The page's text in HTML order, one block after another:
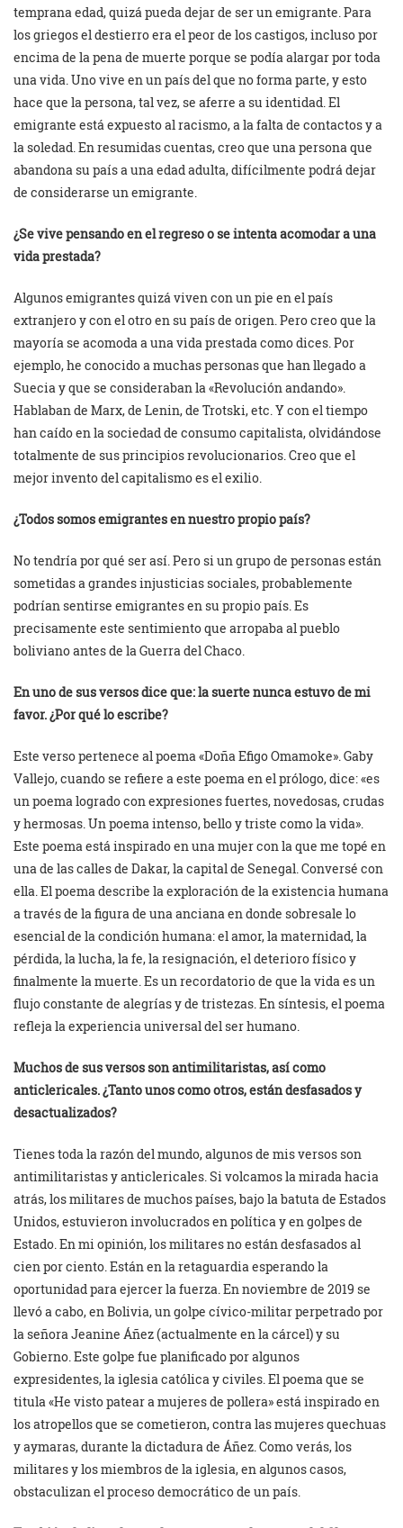
temprana edad, quizá pueda dejar de ser un emigrante. Para
los griegos el destierro era el peor de los castigos, incluso por
encima de la pena de muerte porque se podía alargar por toda
una vida. Uno vive en un país del que no forma parte, y esto
hace que la persona, tal vez, se aferre a su identidad. El
emigrante está expuesto al racismo, a la falta de contactos y a
la soledad. En resumidas cuentas, creo que una persona que
abandona su país a una edad adulta, difícilmente podrá dejar
de considerarse un emigrante.
¿Se vive pensando en el regreso o se intenta acomodar a una
vida prestada?
Algunos emigrantes quizá viven con un pie en el país
extranjero y con el otro en su país de origen. Pero creo que la
mayoría se acomoda a una vida prestada como dices. Por
ejemplo, he conocido a muchas personas que han llegado a
Suecia y que se consideraban la «Revolución andando».
Hablaban de Marx, de Lenin, de Trotski, etc. Y con el tiempo
han caído en la sociedad de consumo capitalista, olvidándose
totalmente de sus principios revolucionarios. Creo que el
mejor invento del capitalismo es el exilio.
¿Todos somos emigrantes en nuestro propio país?
No tendría por qué ser así. Pero si un grupo de personas están
sometidas a grandes injusticias sociales, probablemente
podrían sentirse emigrantes en su propio país. Es
precisamente este sentimiento que arropaba al pueblo
boliviano antes de la Guerra del Chaco.
En uno de sus versos dice que: la suerte nunca estuvo de mi
favor. ¿Por qué lo escribe?
Este verso pertenece al poema «Doña Efigo Omamoke». Gaby
Vallejo, cuando se refiere a este poema en el prólogo, dice: «es
un poema logrado con expresiones fuertes, novedosas, crudas
y hermosas. Un poema intenso, bello y triste como la vida».
Este poema está inspirado en una mujer con la que me topé en
una de las calles de Dakar, la capital de Senegal. Conversé con
ella. El poema describe la exploración de la existencia humana
a través de la figura de una anciana en donde sobresale lo
esencial de la condición humana: el amor, la maternidad, la
pérdida, la lucha, la fe, la resignación, el deterioro físico y
finalmente la muerte. Es un recordatorio de que la vida es un
flujo constante de alegrías y de tristezas. En síntesis, el poema
refleja la experiencia universal del ser humano.
Muchos de sus versos son antimilitaristas, así como
anticlericales. ¿Tanto unos como otros, están desfasados y
desactualizados?
Tienes toda la razón del mundo, algunos de mis versos son
antimilitaristas y anticlericales. Si volcamos la mirada hacia
atrás, los militares de muchos países, bajo la batuta de Estados
Unidos, estuvieron involucrados en política y en golpes de
Estado. En mi opinión, los militares no están desfasados al
cien por ciento. Están en la retaguardia esperando la
oportunidad para ejercer la fuerza. En noviembre de 2019 se
llevó a cabo, en Bolivia, un golpe cívico-militar perpetrado por
la señora Jeanine Áñez (actualmente en la cárcel) y su
Gobierno. Este golpe fue planificado por algunos
expresidentes, la iglesia católica y civiles. El poema que se
titula «He visto patear a mujeres de pollera» está inspirado en
los atropellos que se cometieron, contra las mujeres quechuas
y aymaras, durante la dictadura de Áñez. Como verás, los
militares y los miembros de la iglesia, en algunos casos,
obstaculizan el proceso democrático de un país.